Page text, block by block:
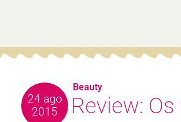
24 ago
2015
Review:
Beauty